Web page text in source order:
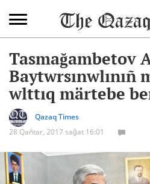
Tasmağambetov
Baytwrsınwlınıñ
wlttıq märtebe
Qazaq Times
28 Qañtar, 2017 sağat 16:01